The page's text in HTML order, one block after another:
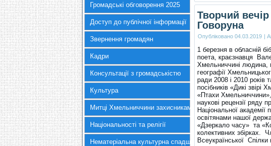
Громадські обговорення 2025
Доступ до публічної інформації
Звернення громадян
Кадри
Консультації з громадськістю
Культура
Митці Хмельниччини захисникам України
Національності та релігії
Нематеріальна культурна спадщина
Творчий
Говоруна
Опубліковано 04.03.2019 |
1 березня в обласній
поета, краєзнавця
Хмельниччині людина,
географії
ради 2008 і 2010 років
посібників «Дикі
«Птахи
наукові рецензії ряду
Національної академії
освітянами нашої
«Дзеркало часу» та
колективних збірках.
Всеукраїнської Спілки